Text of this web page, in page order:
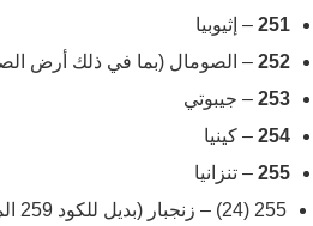
251 – إثيوبيا
252 – الصومال (بما في ذلك أرض
253 – جيبوتي
254 – كينيا
255 – تنزانيا